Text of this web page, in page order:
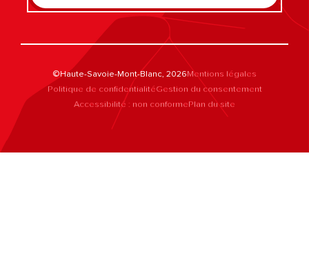
©Haute-Savoie-Mont-Blanc, 2026Mentions légales
Politique de confidentialitéGestion du consentement
Accessibilité : non conformePlan du site